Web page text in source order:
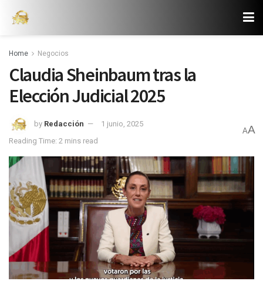
Home Negocios
Claudia Sheinbaum tras la
Elección Judicial 2025
by Redacción
1 junio, 2025
Reading Time: 2 mins read
AA